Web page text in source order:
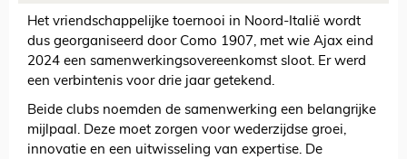
Het vriendschappelijke toernooi in Noord-Italië wordt
dus georganiseerd door Como 1907, met wie Ajax eind
2024 een samenwerkingsovereenkomst sloot. Er werd
een verbintenis voor drie jaar getekend.
Beide clubs noemden de samenwerking een belangrijke
mijlpaal. Deze moet zorgen voor wederzijdse groei,
innovatie en een uitwisseling van expertise. De